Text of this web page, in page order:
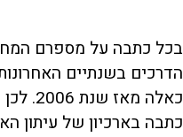
בכל כתבה על מספרם
הדרכים בשנתיים
כאלה
כתבה בארכיון של עיתון